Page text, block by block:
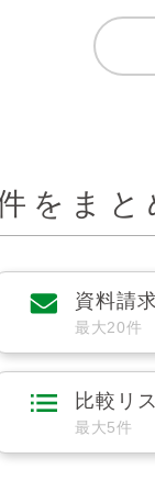
をまと
資料請
最大20件
比較リ
最大5件